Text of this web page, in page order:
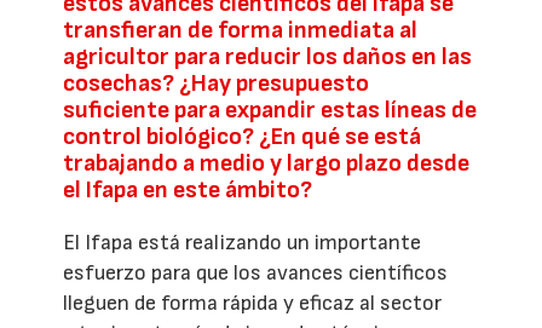
transfieran de forma inmediata al
agricultor para reducir los daños en las
cosechas? ¿Hay presupuesto
suficiente para expandir estas líneas de
control biológico? ¿En qué se está
trabajando a medio y largo plazo desde
el Ifapa en este ámbito?
El Ifapa está realizando un importante
esfuerzo para que los avances científicos
lleguen de forma rápida y eficaz al sector